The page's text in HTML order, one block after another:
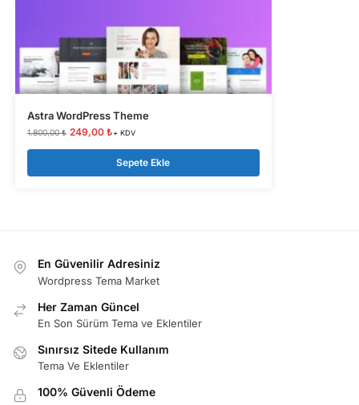
Astra WordPress Theme
1.800,00₺ 249,00 ₺+ KDV
Sepete Ekle
En Güvenilir Adresiniz
Wordpress Tema Market
Her Zaman Güncel
En Son Sürüm Tema ve Eklentiler
Sınırsız Sitede Kullanım
Tema Ve Eklentiler
100% Güvenli Ödeme